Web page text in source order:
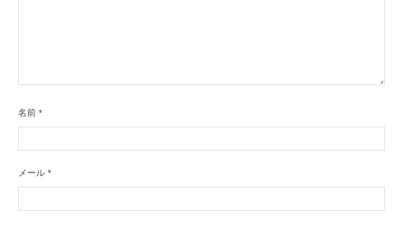
名前 *
メール *